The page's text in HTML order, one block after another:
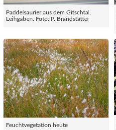
Paddelsaurier aus dem Gitschtal.
Leihgaben. Foto: P. Brandstätter
Feuchtvegetation heute